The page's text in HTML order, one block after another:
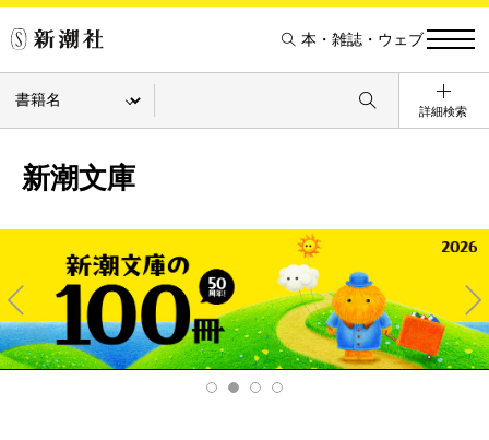
本・雑誌・ウェブ
詳細検索
新潮文庫
Pre
v
Ne
xt